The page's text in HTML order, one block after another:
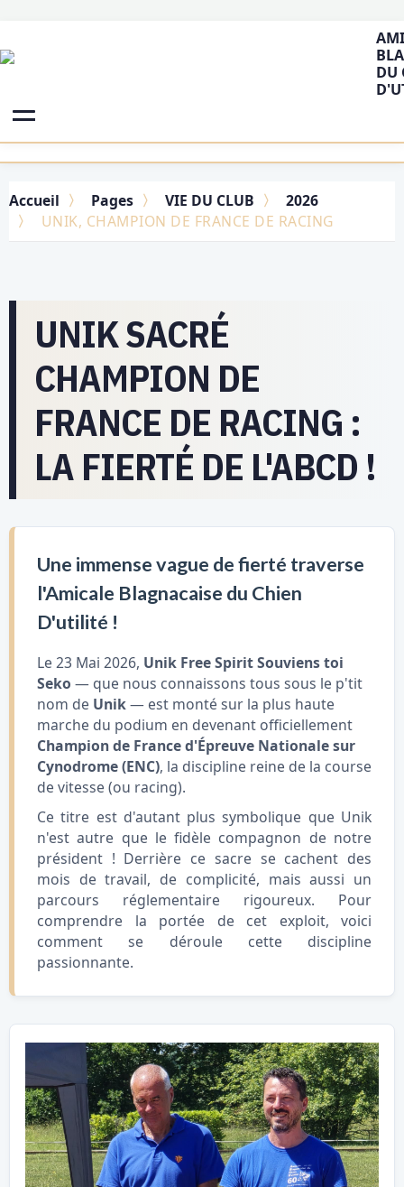
DU
Accueil Pages VIE DU CLUB
2026
UNIK, CHAMPION DE FRANCE DE RACING
UNIK SACRÉ
CHAMPION DE
FRANCE DE RACING :
LA FIERTÉ DE L'ABCD !
Une immense vague de fierté traverse
l'Amicale Blagnacaise du Chien
D'utilité !
Le 23 Mai 2026, Unik Free Spirit Souviens toi
Seko — que nous connaissons tous sous le p'tit
nom de Unik— est monté sur la plus haute
marche du podium en devenant officiellement
Champion de France d'Épreuve Nationale sur
Cynodrome (ENC), la discipline reine de la course
de vitesse (ou racing).
Ce titre est d'autant plus symbolique que Unik
n'est autre que le fidèle compagnon de notre
président ! Derrière ce sacre se cachent des
mois de travail, de complicité, mais aussi un
parcours réglementaire rigoureux. Pour
comprendre la portée de cet exploit, voici
comment se déroule cette discipline
passionnante.